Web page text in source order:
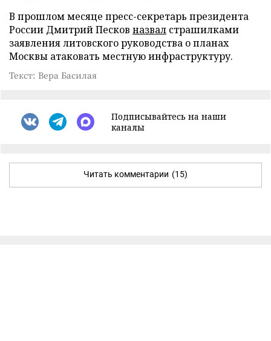
В прошлом месяце пресс-секретарь президента
России Дмитрий Песков назвал страшилками
заявления литовского руководства о планах
Москвы атаковать местную инфраструктуру.
Текст: Вера Басилая
Подписывайтесь на наши
каналы
Читать комментарии (15)